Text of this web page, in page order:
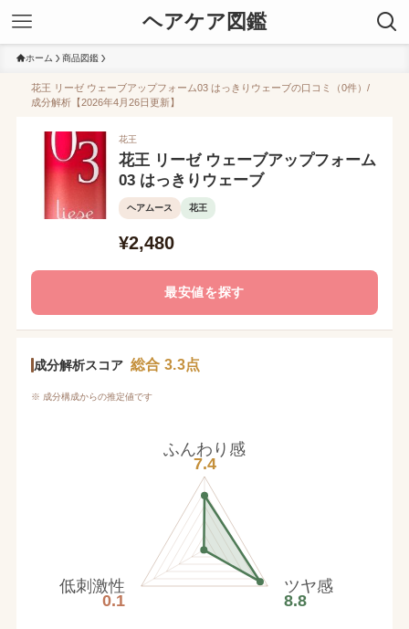
ヘアケア図鑑
ホーム 商品図鑑
花王 リーゼ ウェーブアップフォーム03 はっきりウェーブの口コミ（0件）/
成分解析【2026年4月26日更新】
花王
花王 リーゼ ウェーブアップフォーム
03 はっきりウェーブ
ヘアムース 花王
¥2,480
最安値を探す
成分解析スコア 総合 3.3点
※ 成分構成からの推定値です
ふんわり感
7.4
ツヤ感
8.8
低刺激性
0.1